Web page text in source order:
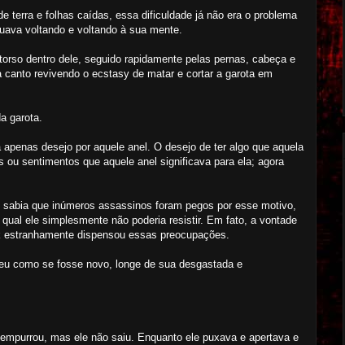
terra e folhas caídas, essa dificuldade já não era o problema
voltando e voltando à sua mente.
dentro dele, seguido rapidamente pelas pernas, cabeça e
revivendo o ecstasy de matar e cortar a garota em
garota.
desejo por aquele anel. O desejo de ter algo que aquela
ou sentimentos que aquele anel significava para ela; agora
que inúmeros assassinos foram pegos por esse motivo,
ele simplesmente não poderia resistir. Em fato, a vontade
dispensou essas preocupações.
como se fosse novo, longe de sua desgastada e
mas ele não saiu. Enquanto ele puxava e apertava e